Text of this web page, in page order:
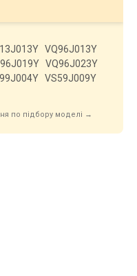
VQ96J013Y
VQ96J023Y
VS59J009Y
по підбору моделі →